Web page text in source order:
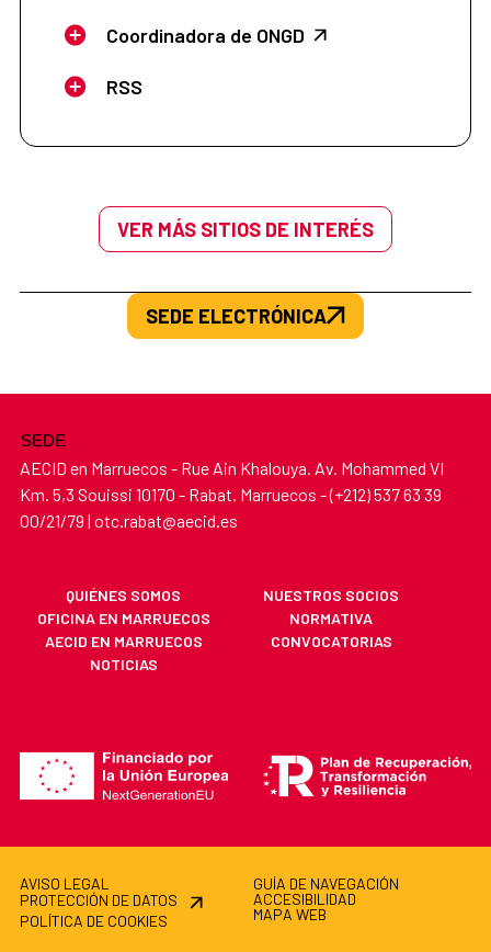
Coordinadora de ONGD
RSS
VER MÁS SITIOS DE INTERÉS
SEDE ELECTRÓNICA
SEDE
AECID en Marruecos - Rue Ain Khalouya. Av. Mohammed VI
Km. 5,3 Souissi 10170 - Rabat. Marruecos - (+212) 537 63 39
00/21/79 | otc.rabat@aecid.es
QUIÉNES SOMOS
NUESTROS SOCIOS
OFICINA EN MARRUECOS
NORMATIVA
AECID EN MARRUECOS
CONVOCATORIAS
NOTICIAS
AVISO LEGAL
PROTECCIÓN DE DATOS
POLÍTICA DE COOKIES
GUÍA DE NAVEGACIÓN
ACCESIBILIDAD
MAPA WEB